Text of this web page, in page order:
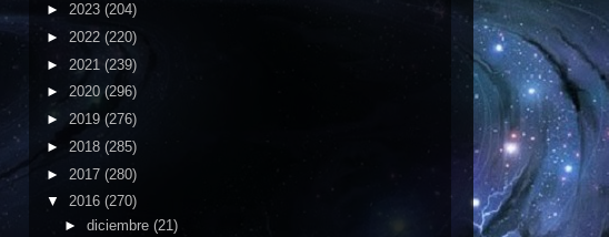
► 2023 (204)
► 2022 (220)
► 2021 (239)
► 2020 (296)
► 2019 (276)
► 2018 (285)
► 2017 (280)
▼ 2016 (270)
► diciembre (21)